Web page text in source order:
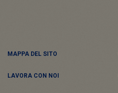
MAPPA DEL SITO
LAVORA CON NOI